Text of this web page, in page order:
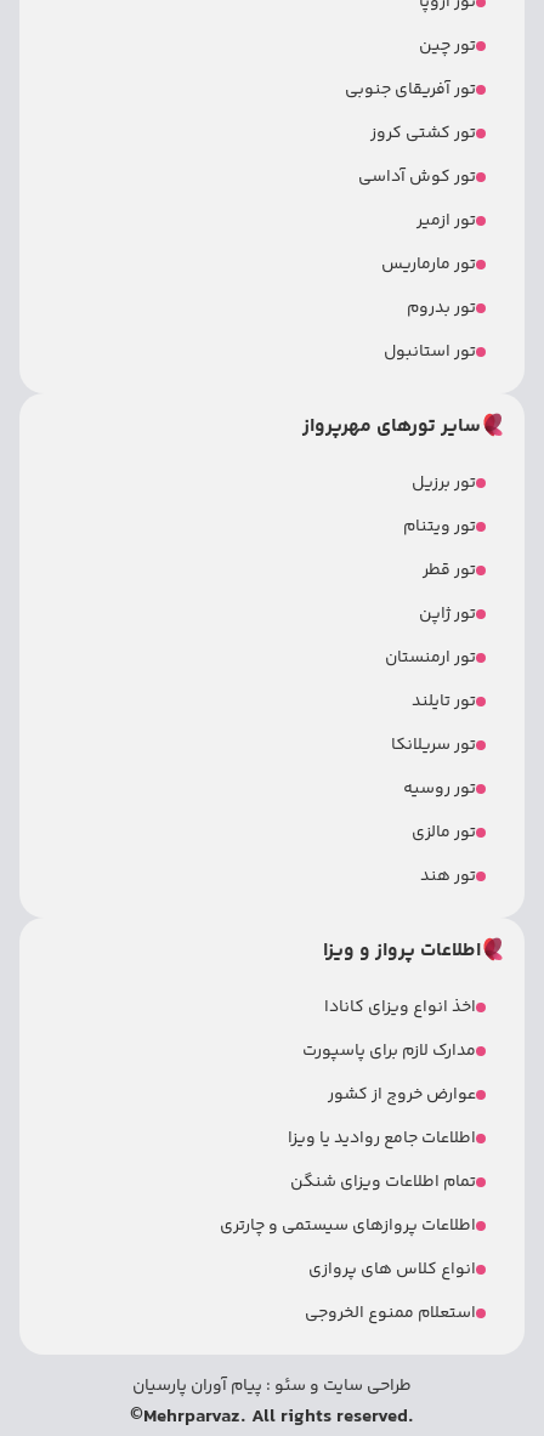
تور چین
تور آفریقای جنوبی
تور کشتی کروز
تور کوش آداسی
تور ازمیر
تور مارماریس
تور بدروم
تور استانبول
سایر تورهای مهرپرواز
تور برزیل
تور ویتنام
تور قطر
تور ژاپن
تور ارمنستان
تور تایلند
تور سریلانکا
تور روسیه
تور مالزی
تور هند
اطلاعات پرواز و ویزا
اخذ انواع ویزای کانادا
مدارک لازم برای پاسپورت
عوارض خروج از کشور
اطلاعات جامع روادید یا ویزا
تمام اطلاعات ویزای شنگن
اطلاعات پروازهای سیستمی و چارتری
انواع کلاس های پروازی
استعلام ممنوع الخروجی
طراحی سایت و سئو : پیام آوران پارسیان
© .Mehrparvaz. All rights reserved